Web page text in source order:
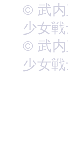
© 武内
少女
© 武内
少女